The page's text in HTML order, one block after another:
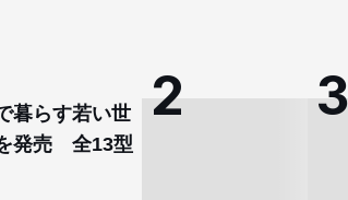
暮らす若い世
発売 全13型